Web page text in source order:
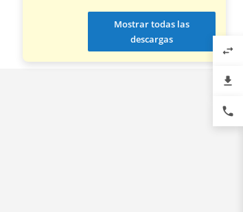
Mostrar todas las
descargas
swap_horiz
file_download
phone